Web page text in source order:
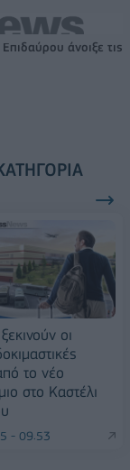
άνοιξε τις
οι
το νέο
στο Καστέλι
- 09:53